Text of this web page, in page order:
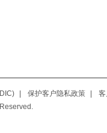
保护客户隐私政策